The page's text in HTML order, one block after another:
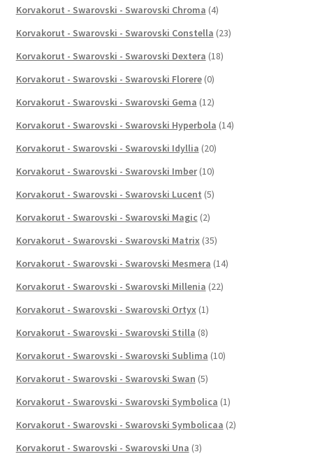
Korvakorut - Swarovski - Swarovski Chroma (4)
Korvakorut - Swarovski - Swarovski Constella (23)
Korvakorut - Swarovski - Swarovski Dextera (18)
Korvakorut - Swarovski - Swarovski Florere (0)
Korvakorut - Swarovski - Swarovski Gema (12)
Korvakorut - Swarovski - Swarovski Hyperbola (14)
Korvakorut - Swarovski - Swarovski Idyllia (20)
Korvakorut - Swarovski - Swarovski Imber (10)
Korvakorut - Swarovski - Swarovski Lucent (5)
Korvakorut - Swarovski - Swarovski Magic (2)
Korvakorut - Swarovski - Swarovski Matrix (35)
Korvakorut - Swarovski - Swarovski Mesmera (14)
Korvakorut - Swarovski - Swarovski Millenia (22)
Korvakorut - Swarovski - Swarovski Ortyx (1)
Korvakorut - Swarovski - Swarovski Stilla (8)
Korvakorut - Swarovski - Swarovski Sublima (10)
Korvakorut - Swarovski - Swarovski Swan (5)
Korvakorut - Swarovski - Swarovski Symbolica (1)
Korvakorut - Swarovski - Swarovski Symbolicaa (2)
Korvakorut - Swarovski - Swarovski Una (3)